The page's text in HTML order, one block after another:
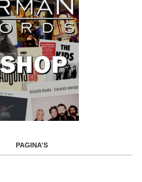
PAGINA’S